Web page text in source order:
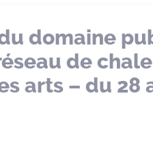
domaine
de
arts – du 28